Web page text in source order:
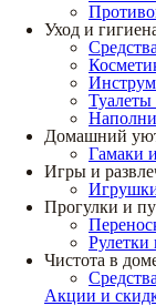
Уход и
Туалеты
Домашний
Гамаки
Игры и
Прогулки и
Чистота в
Акции и